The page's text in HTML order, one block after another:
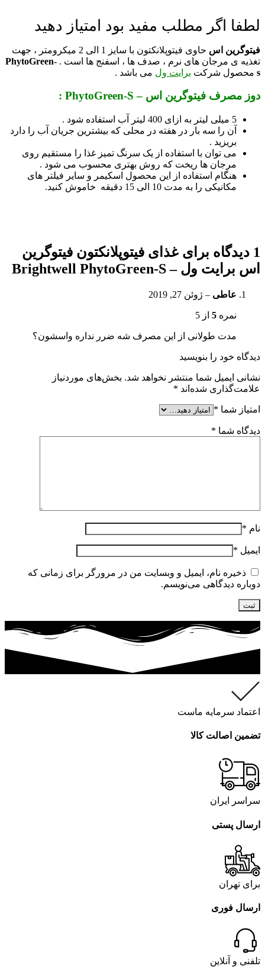
لطفا اگر مطلب مفید بود امتیاز دهید
فیتوگرین اس
حاوی فیتوپلانکتون با سایز 1 الی 2 میکرومتر ، جهت
تغذیه ی مرجان های نرم ، صدف ها ، اسفنج ها است . PhytoGreen-
s محصول شرکت برایت ول می باشد .
دوز مصرف فیتوگرین اس – PhytoGreen-S :
5 میلی لیتر به ازای 400 لیتر آب استفاده شود .
آن را سه بار در هفته در محلی که بیشترین جریان آب را دارد
بریزید .
می توان با استفاده از یک سرنگ تمیز غذا را مستقیم روی
مرجان ها ریخت که روش بهتری محسوب می شود .
هنگام استفاده از این محصول اسکیمر و سایر فیلتر های
مکانیکی را به مدت 10 الی 15 دقیقه خاموش کنید.
1 دیدگاه برای
غذای فیتوپلانکتون فیتوگرین
اس برایت ول – Brightwell PhytoGreen-S
عاطی – ژوئن 27, 2019
نمره 5 از 5
مدت طولانی از این مصرف شه ضرر نداره واسشون؟
دیدگاه خود را بنویسید
نشانی ایمیل شما منتشر نخواهد شد. بخش‌های موردنیاز
علامت‌گذاری شده‌اند *
امتیاز شما *
دیدگاه شما *
نام *
ایمیل *
ذخیره نام، ایمیل و وبسایت من در مرورگر برای زمانی که
دوباره دیدگاهی می‌نویسم.
اعتماد سرمایه ماست
تضمین اصالت کالا
سراسر ایران
ارسال پستی
برای تهران
ارسال فوری
تلفنی و آنلاین